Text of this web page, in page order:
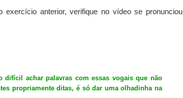
anterior, verifique no vídeo se pronunciou
difícil achar palavras com essas vogais que não
propriamente ditas, é só dar uma olhadinha na